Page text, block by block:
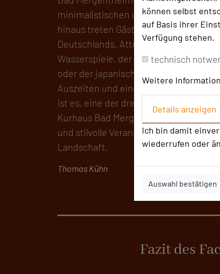
können selbst
auf Basis ihrer
Verfügung stehen.
technisch
Weitere
Details anzeigen
Ich bin damit
wiederrufen oder
Auswahl bestätigen
minimalistischen und klaren
hinaus treten Gäste hinein in eine der
Deutschlands. Attraktionen wie die
Wasserspiele, der Gradierpavillon mit
oder der japanische Garten lassen
Auszeiten und einem Genuss für alle
ist es, eine der drei wirkkräftigen
Kurhaus Bad Mergentheim empfiehlt
und stilvolle Veranstaltungslocation
Landschaft.
Thomas Kühn
Fazit des